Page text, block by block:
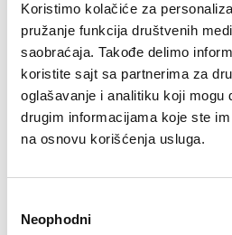
Koristimo kolačiće za
pružanje funkcija društvenih
saobraćaja. Takođe delimo
koristite sajt sa partnerima za
oglašavanje i analitiku koji mogu
drugim informacijama koje ste
na osnovu korišćenja usluga.
сагласности
Neophodni
Pioneer DJC-1000 BAG
Napomena: Uredjaj nije uračunat u cenu